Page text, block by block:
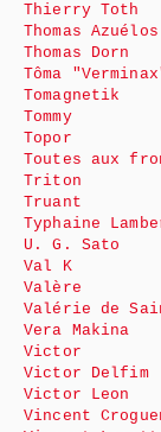
Thierry Toth
Thomas Azuélos
Thomas Dorn
Tôma
Tomagnetik
Tommy
Topor
Toutes aux
Triton
Truant
Typhaine
U. G. Sato
Val K
Valère
Valérie de
Vera Makina
Victor
Victor Delfim
Victor Leon
Vincent